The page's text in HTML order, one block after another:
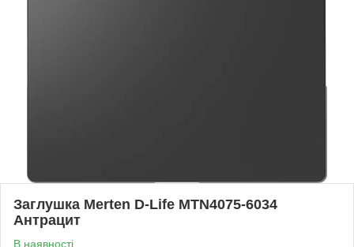
Заглушка Merten D-Life MTN4075-6034
Антрацит
В наявності